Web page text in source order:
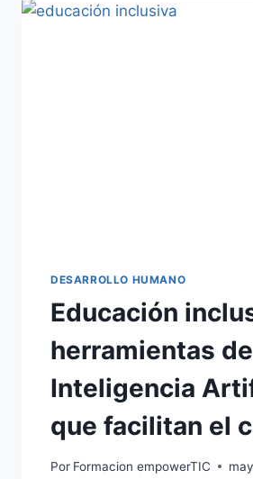
DESARROLLO HUMANO
Educación
herramientas de
Inteligencia
que facilitan el
Por Formacion empowerTIC